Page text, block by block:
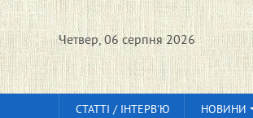
Четвер, 06 серпня 2026
СТАТТІ / ІНТЕРВ'Ю НОВИНИ